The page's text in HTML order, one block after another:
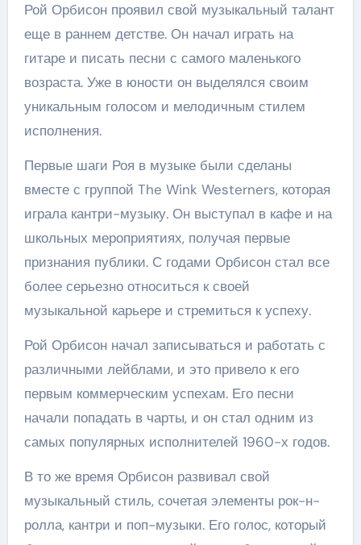
Рой Орбисон проявил свой музыкальный талант
еще в раннем детстве. Он начал играть на
гитаре и писать песни с самого маленького
возраста. Уже в юности он выделялся своим
уникальным голосом и мелодичным стилем
исполнения.
Первые шаги Роя в музыке были сделаны
вместе с группой The Wink Westerners, которая
играла кантри-музыку. Он выступал в кафе и на
школьных мероприятиях, получая первые
признания публики. С годами Орбисон стал все
более серьезно относиться к своей
музыкальной карьере и стремиться к успеху.
Рой Орбисон начал записываться и работать с
различными лейблами, и это привело к его
первым коммерческим успехам. Его песни
начали попадать в чарты, и он стал одним из
самых популярных исполнителей 1960-х годов.
В то же время Орбисон развивал свой
музыкальный стиль, сочетая элементы рок-н-
ролла, кантри и поп-музыки. Его голос, который